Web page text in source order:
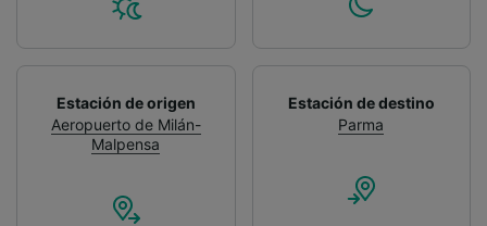
Estación de origen
Aeropuerto de Milán-
Malpensa
Estación de destino
Parma